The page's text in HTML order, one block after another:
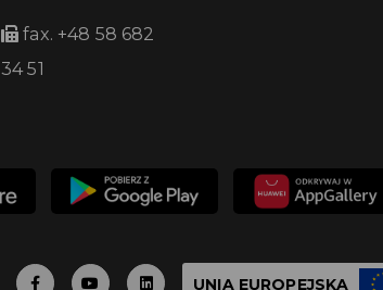
fax. +48 58 682
34 51
UNIA EUROPEJSKA